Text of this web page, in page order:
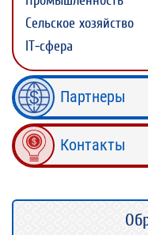
Сельское хозяйство
IT-сфера
Партнеры
Контакты